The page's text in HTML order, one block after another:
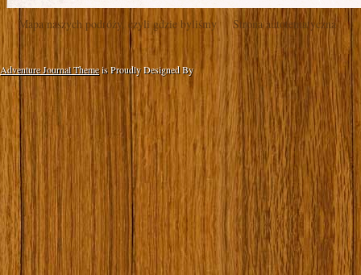
Mapa naszych podróży, czyli gdzie byliśmy Strona autotematyczna
Adventure Journal Themeis Proudly Designed By